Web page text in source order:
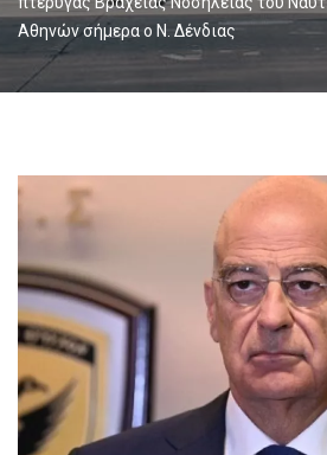
Αθηνών σήμερα ο Ν. Δένδιας